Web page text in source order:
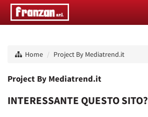
Home Project By Mediatrend.it
Project By Mediatrend.it
INTERESSANTE QUESTO SITO?